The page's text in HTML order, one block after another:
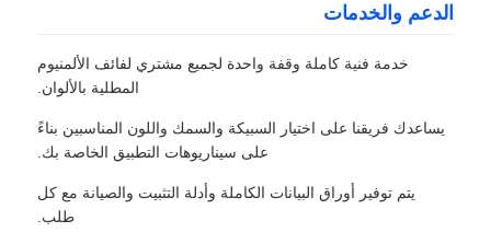
الدعم والخدمات
خدمة فنية كاملة وقفة واحدة لجميع مشتري لفائف الألمنيوم
المطلية بالألوان.
يساعدك فريقنا على اختيار السبيكة والسمك واللون المناسبين بناءً
على سيناريوهات التطبيق الخاصة بك.
يتم توفير أوراق البيانات الكاملة وأدلة التثبيت والصيانة مع كل
طلب.